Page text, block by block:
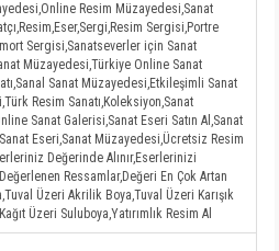
Resim Müzayedesi,Sanat
Sergisi,Portre
Sergisi,Sanatseverler için Sanat
Müzayedesi,Türkiye Online Sanat
Sanat Müzayedesi,Etkileşimli Sanat
Resim Sanatı,Koleksiyon,Sanat
Sanat Galerisi,Sanat Eseri Satın Al,Sanat
Eseri,Sanat Müzayedesi,Ücretsiz Resim
Değerinde Alınır,Eserlerinizi
Ressamlar,Değeri En Çok Artan
Üzeri Akrilik Boya,Tuval Üzeri Karışık
Üzeri Suluboya,Yatırımlık Resim Al